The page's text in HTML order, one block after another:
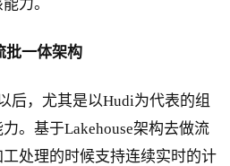
力。
批一体架构
后，尤其是以Hudi为代表的组
。基于Lakehouse架构去做流
处理的时候支持连续实时的计